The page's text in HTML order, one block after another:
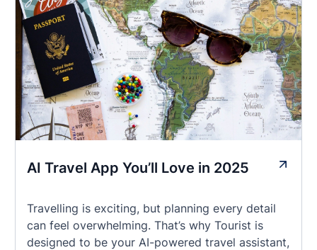
AI Travel App You’ll Love in 2025
Travelling is exciting, but planning every detail
can feel overwhelming. That’s why Tourist is
designed to be your AI-powered travel assistant,